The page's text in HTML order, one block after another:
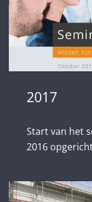
2017
Start van het
2016